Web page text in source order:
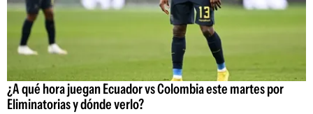
¿A qué hora juegan Ecuador vs Colombia este martes por
Eliminatorias y dónde verlo?